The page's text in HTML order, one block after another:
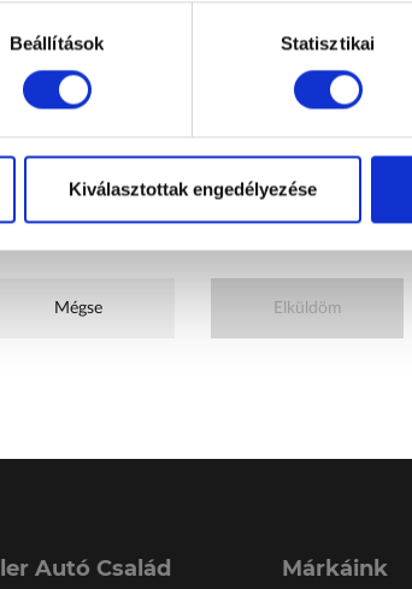
Beállítások Statisztikai
Kiválasztottak engedélyezése
Mégse Elküldöm
Autó Család Márkáink